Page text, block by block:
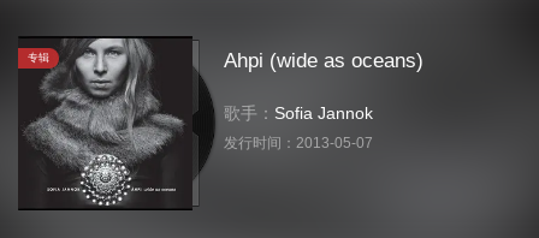
专辑 Ahpi (wide as oceans)
歌手： Sofia Jannok
发行时间： 2013-05-07